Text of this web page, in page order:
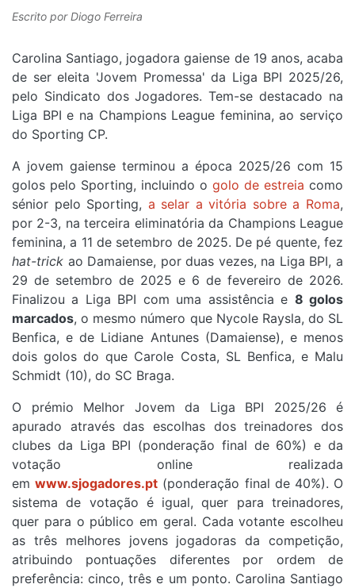
Escrito porDiogo Ferreira
Carolina Santiago, jogadora gaiense de 19 anos, acaba
de ser eleita 'Jovem Promessa' da Liga BPI 2025/26,
pelo Sindicato dos Jogadores. Tem-se destacado na
Liga BPI e na Champions League feminina, ao serviço
do Sporting CP.
A jovem gaiense terminou a época 2025/26 com 15
golos pelo Sporting, incluindo o golo de estreia como
sénior pelo Sporting, a selar a vitória sobre a Roma,
por 2-3, na terceira eliminatória da Champions League
feminina, a 11 de setembro de 2025. De pé quente, fez
hat-trick ao Damaiense, por duas vezes, na Liga BPI, a
29 de setembro de 2025 e 6 de fevereiro de 2026.
Finalizou a Liga BPI com uma assistência e 8 golos
marcados, o mesmo número que Nycole Raysla, do SL
Benfica, e de Lidiane Antunes (Damaiense), e menos
dois golos do que Carole Costa, SL Benfica, e Malu
Schmidt (10), do SC Braga.
O prémio Melhor Jovem da Liga BPI 2025/26 é
apurado através das escolhas dos treinadores dos
clubes da Liga BPI (ponderação final de 60%) e da
votação online realizada
emwww.sjogadores.pt (ponderação final de 40%). O
sistema de votação é igual, quer para treinadores,
quer para o público em geral. Cada votante escolheu
as três melhores jovens jogadoras da competição,
atribuindo pontuações diferentes por ordem de
preferência: cinco, três e um ponto. Carolina Santiago